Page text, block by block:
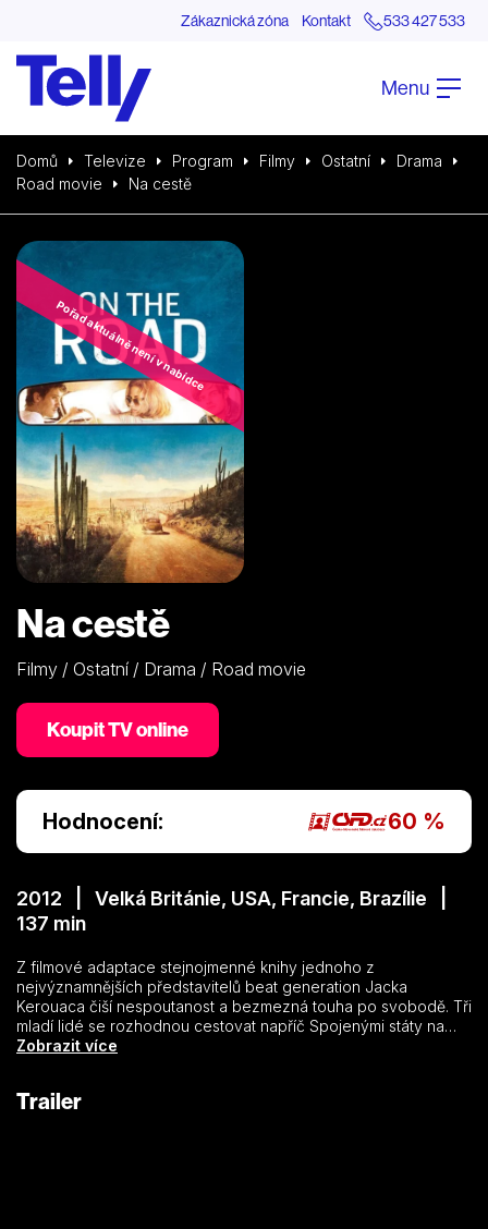
Zákaznická zóna Kontakt 533 427 533
Menu
Domů Televize Program Filmy Ostatní
Drama
Road movie
Na cestě
Pořad aktuálně není v nabídce
Na cestě
Filmy / Ostatní / Drama / Road movie
Koupit TV online
Hodnocení: 60 %
2012 | Velká Británie, USA, Francie, Brazílie |
137 min
Z filmové adaptace stejnojmenné knihy jednoho z
nejvýznamnějších představitelů beat generation Jacka
Kerouaca čiší nespoutanost a bezmezná touha po svobodě. Tři
mladí lidé se rozhodnou cestovat napříč Spojenými státy na
přelomu 40. a 50. let 20. století. Během dobrodružství společně
na cestě hledají sami sebe a své místo v životě. Brazilský
Zobrazit více
Trailer